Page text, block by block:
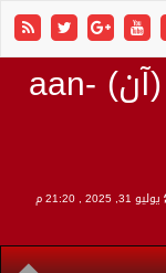
صحيفة الأنباء العربية (آن) aan-
يوليو 31, 2025 , 21:20 م